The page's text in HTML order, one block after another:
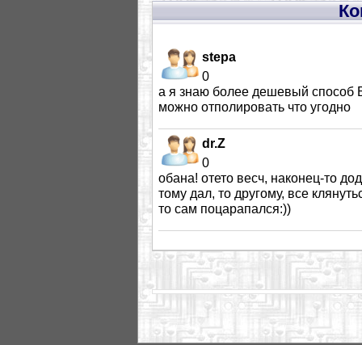
stepa
0
а я знаю более дешевый способ
можно отполировать что угодно
dr.Z
0
обана! отето весч, наконец-то
тому дал, то другому, все
то сам поцарапался:))